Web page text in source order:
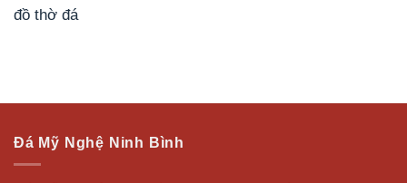
đồ thờ đá
Đá Mỹ Nghệ Ninh Bình